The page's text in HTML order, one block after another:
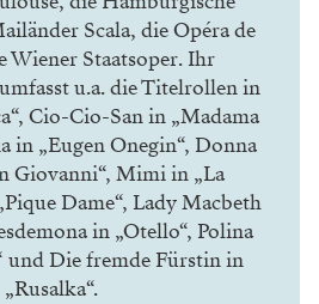
Scala, die Opéra de
Wiener Staatsoper. Ihr
u.a. die Titelrollen in
Cio-Cio-San in „Madama
in „Eugen Onegin“, Donna
Giovanni“, Mimi in „La
Dame“, Lady Macbeth
in „Otello“, Polina
und Die fremde Fürstin in
„Rusalka“.